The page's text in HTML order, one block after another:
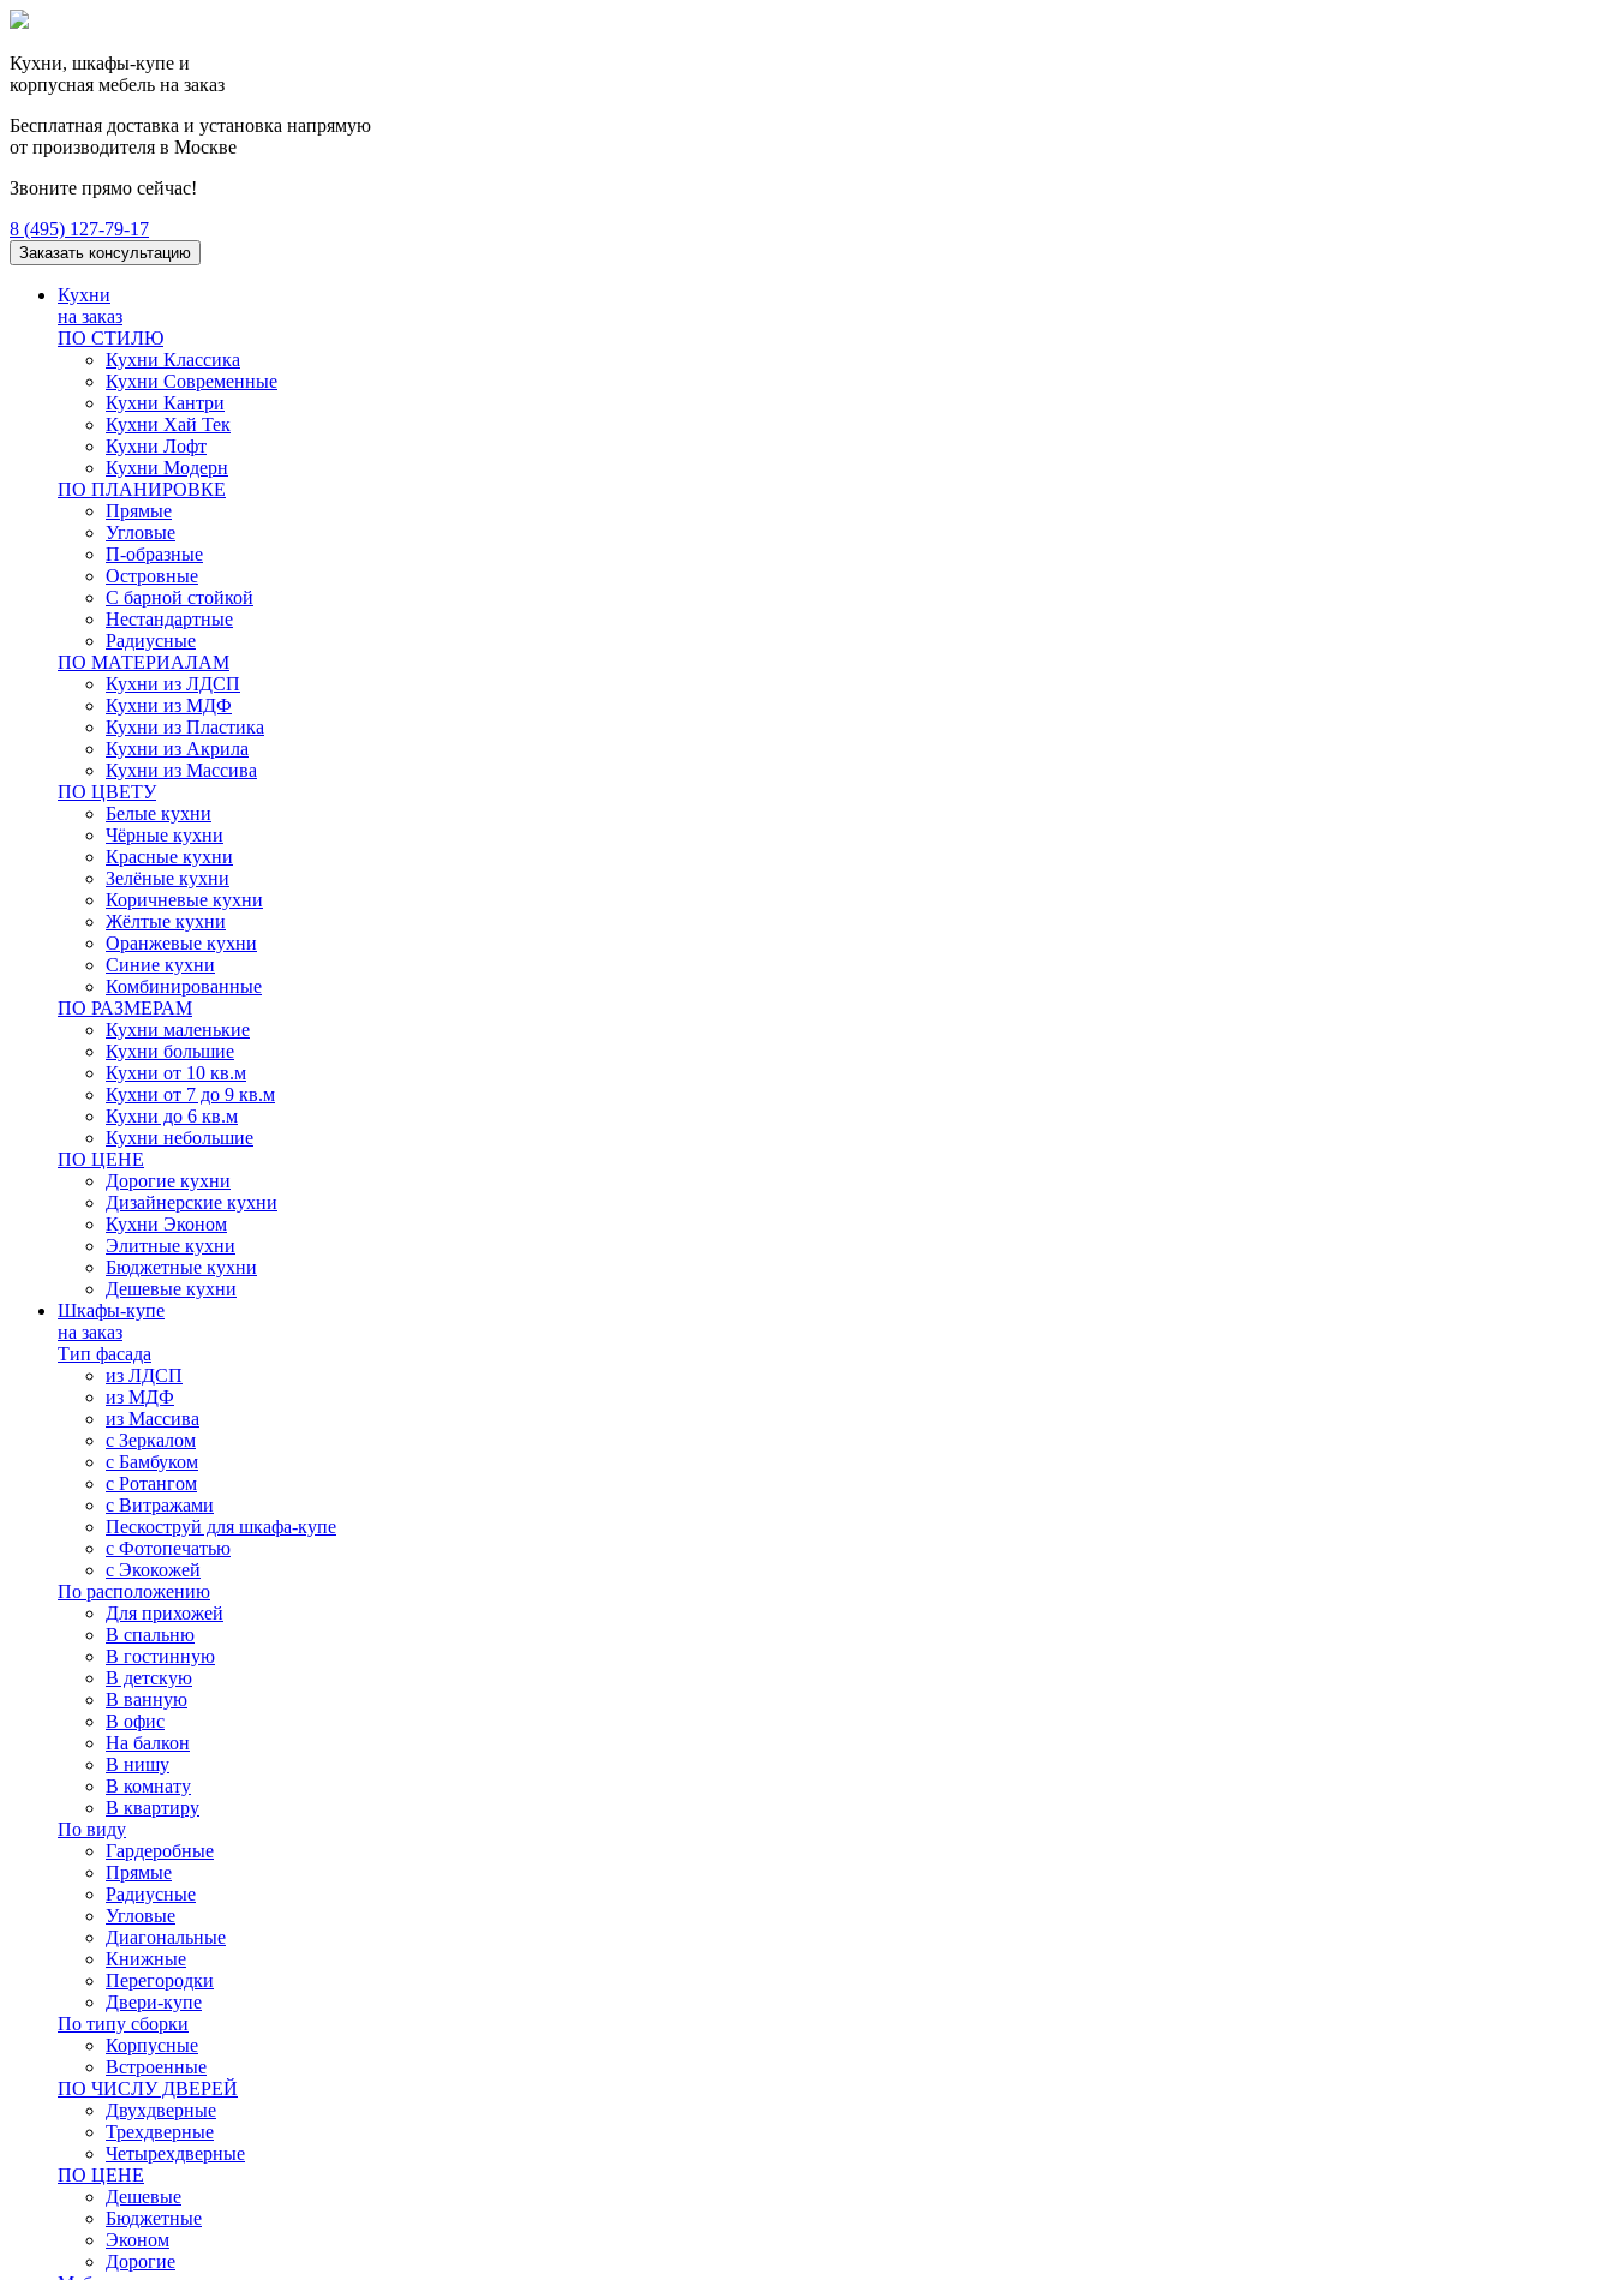
Кухни, шкафы-купе и
корпусная мебель на заказ
Бесплатная доставка и установка напрямую
от производителя в Москве
Звоните прямо сейчас!
8 (495) 127-79-17
Заказать консультацию
Кухни
на заказ
ПО СТИЛЮ
Кухни Классика
Кухни Современные
Кухни Кантри
Кухни Хай Тек
Кухни Лофт
Кухни Модерн
ПО ПЛАНИРОВКЕ
Прямые
Угловые
П-образные
Островные
С барной стойкой
Нестандартные
Радиусные
ПО МАТЕРИАЛАМ
Кухни из ЛДСП
Кухни из МДФ
Кухни из Пластика
Кухни из Акрила
Кухни из Массива
ПО ЦВЕТУ
Белые кухни
Чёрные кухни
Красные кухни
Зелёные кухни
Коричневые кухни
Жёлтые кухни
Оранжевые кухни
Синие кухни
Комбинированные
ПО РАЗМЕРАМ
Кухни маленькие
Кухни большие
Кухни от 10 кв.м
Кухни от 7 до 9 кв.м
Кухни до 6 кв.м
Кухни небольшие
ПО ЦЕНЕ
Дорогие кухни
Дизайнерские кухни
Кухни Эконом
Элитные кухни
Бюджетные кухни
Дешевые кухни
Шкафы-купе
на заказ
Тип фасада
из ЛДСП
из МДФ
из Массива
с Зеркалом
с Бамбуком
с Ротангом
с Витражами
Пескоструй для шкафа-купе
с Фотопечатью
с Экокожей
По расположению
Для прихожей
В спальню
В гостинную
В детскую
В ванную
В офис
На балкон
В нишу
В комнату
В квартиру
По виду
Гардеробные
Прямые
Радиусные
Угловые
Диагональные
Книжные
Перегородки
Двери-купе
По типу сборки
Корпусные
Встроенные
ПО ЧИСЛУ ДВЕРЕЙ
Двухдверные
Трехдверные
Четырехдверные
ПО ЦЕНЕ
Дешевые
Бюджетные
Эконом
Дорогие